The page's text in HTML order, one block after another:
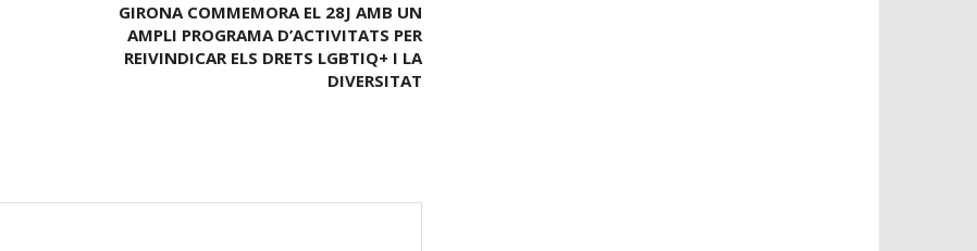
GIRONA COMMEMORA EL 28J AMB UN
AMPLI PROGRAMA D’ACTIVITATS PER
REIVINDICAR ELS DRETS LGBTIQ+ I LA
DIVERSITAT